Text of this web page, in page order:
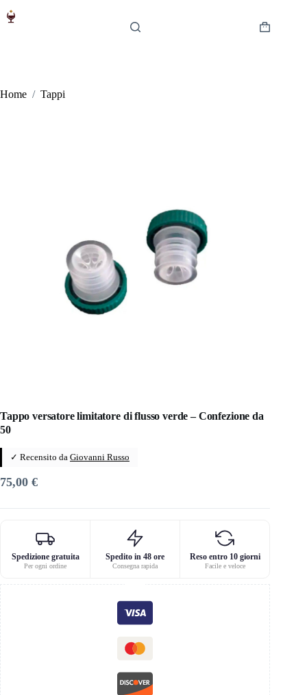
Carrello
Home / Tappi
Tappo versatore limitatore di flusso verde – Confezione da
50
✓ Recensito da Giovanni Russo
75,00 €
Spedizione gratuita
Per ogni ordine
Spedito in 48 ore
Consegna rapida
Reso entro 10 giorni
Facile e veloce